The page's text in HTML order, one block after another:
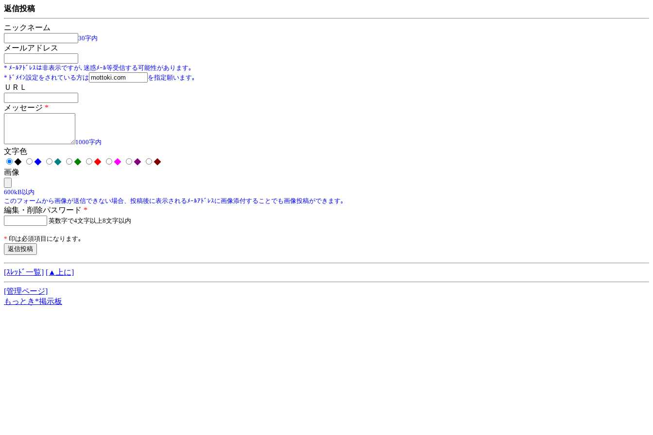
返信投稿
ニックネーム
30字内
メールアドレス
* ﾒｰﾙｱﾄﾞﾚｽは非表示ですが､迷惑ﾒｰﾙ等受信する可能性があります｡
* ﾄﾞﾒｲﾝ設定をされている方は
を指定願います｡
ＵＲＬ
メッセージ *
1000字内
文字色
◆
◆ ◆ ◆ ◆ ◆ ◆
◆
画像
600kB以内
このフォームから画像が送信できない場合、投稿後に表示されるﾒｰﾙｱﾄﾞﾚｽに画像添付することでも画像投稿ができます｡
編集・削除パスワード *
英数字で4文字以上8文字以内
* 印は必須項目になります｡
[ｽﾚｯﾄﾞ一覧] [▲上に]
[管理ページ]
もっとき*掲示板